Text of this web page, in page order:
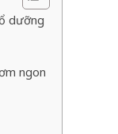
dưỡng
ngon